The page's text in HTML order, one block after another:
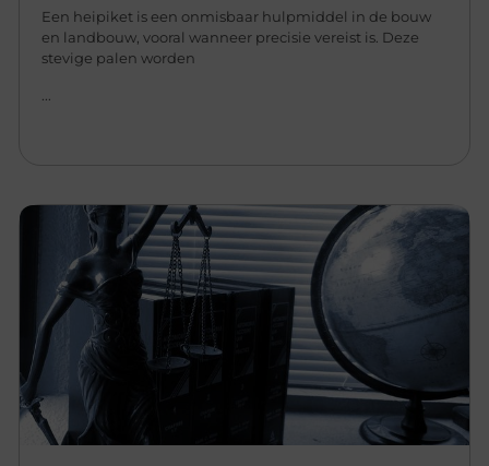
Een heipiket is een onmisbaar hulpmiddel in de bouw
en landbouw, vooral wanneer precisie vereist is. Deze
stevige palen worden